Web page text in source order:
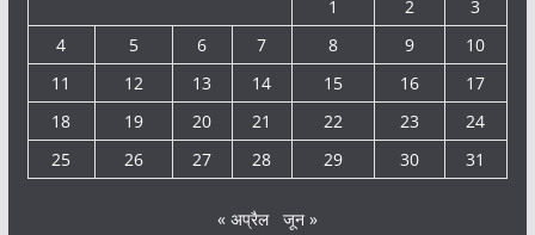
1
2
3
4
5 6 7 8 9
10
11
12 13 14 15 16
17
18
19 20 21 22 23
24
25
26 27 28 29 30 31
« अप्रैल जून »